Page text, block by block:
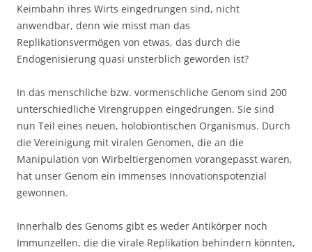
Keimbahn ihres Wirts eingedrungen sind, nicht
anwendbar, denn wie misst man das
Replikationsvermögen von etwas, das durch die
Endogenisierung quasi unsterblich geworden ist?
In das menschliche bzw. vormenschliche Genom sind 200
unterschiedliche Virengruppen eingedrungen. Sie sind
nun Teil eines neuen, holobiontischen Organismus. Durch
die Vereinigung mit viralen Genomen, die an die
Manipulation von Wirbeltiergenomen vorangepasst waren,
hat unser Genom ein immenses Innovationspotenzial
gewonnen.
Innerhalb des Genoms gibt es weder Antikörper noch
Immunzellen, die die virale Replikation behindern könnten,